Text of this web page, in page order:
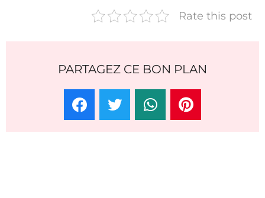
Rate this post
PARTAGEZ CE BON PLAN